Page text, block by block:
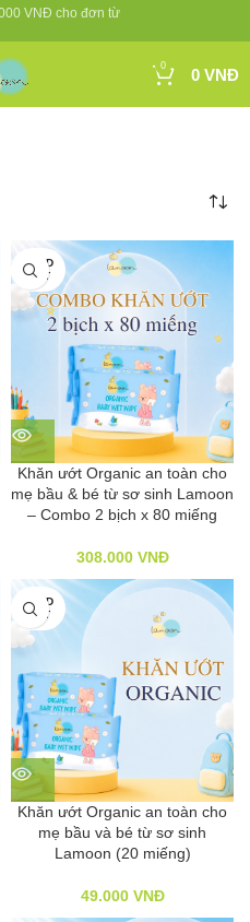
VNĐ cho đơn từ
0 0 VNĐ
SOLD
OUT
Khăn ướt Organic an toàn cho
mẹ bầu & bé từ sơ sinh Lamoon
– Combo 2 bịch x 80 miếng
308.000 VNĐ
SOLD
OUT
Khăn ướt Organic an toàn cho
mẹ bầu và bé từ sơ sinh
Lamoon (20 miếng)
49.000 VNĐ